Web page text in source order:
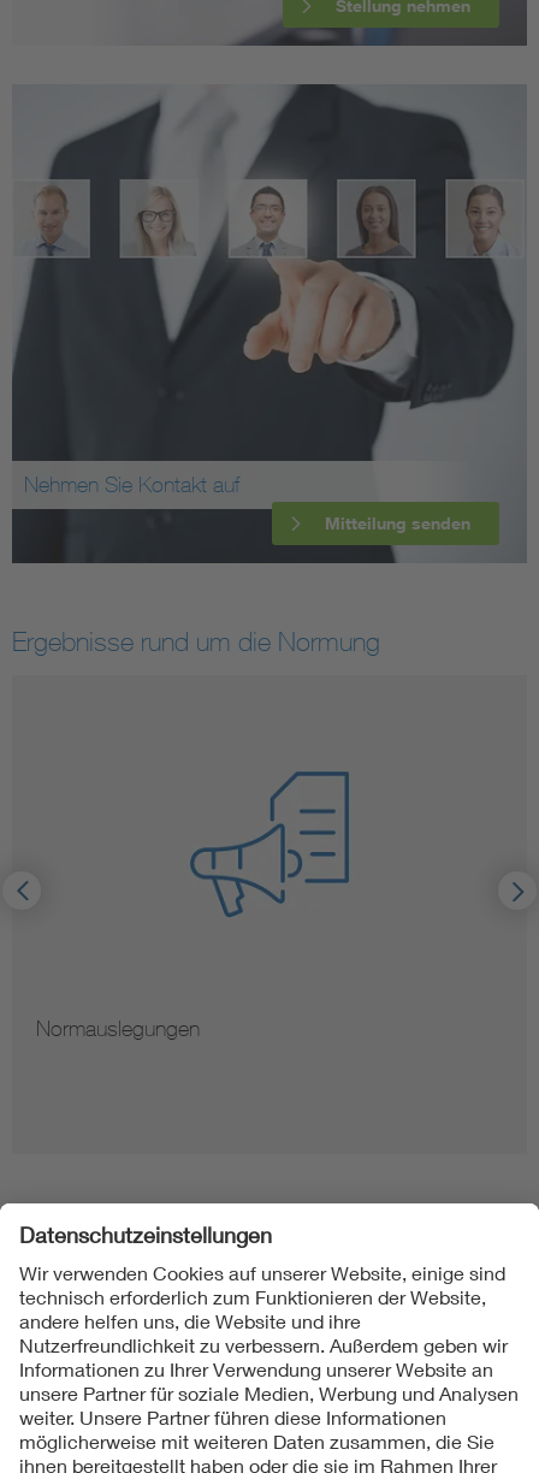
Stellung nehmen
Nehmen Sie Kontakt auf
Mitteilung senden
Ergebnisse rund um die Normung
Normauslegungen
Folgen Sie uns